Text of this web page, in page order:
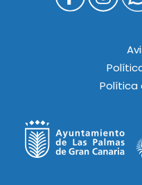
Política